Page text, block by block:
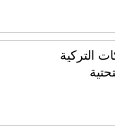
التركية